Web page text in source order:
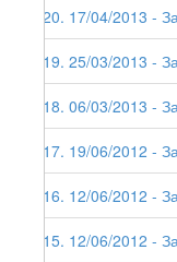
120. 17/04/2013 -
119. 25/03/2013 -
118. 06/03/2013 -
117. 19/06/2012 -
116. 12/06/2012 -
115. 12/06/2012 -